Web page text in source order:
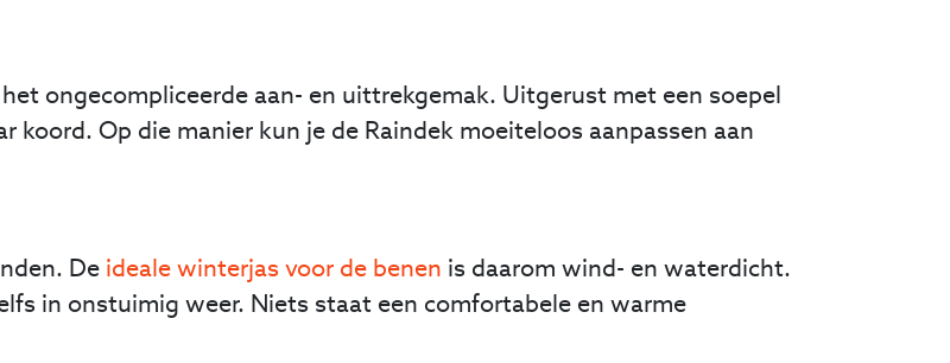
ongecompliceerde aan- en uittrekgemak. Uitgerust met een soepel
koord. Op die manier kun je de Raindek moeiteloos aanpassen aan
De ideale winterjas voor de benen is daarom wind- en waterdicht.
in onstuimig weer. Niets staat een comfortabele en warme